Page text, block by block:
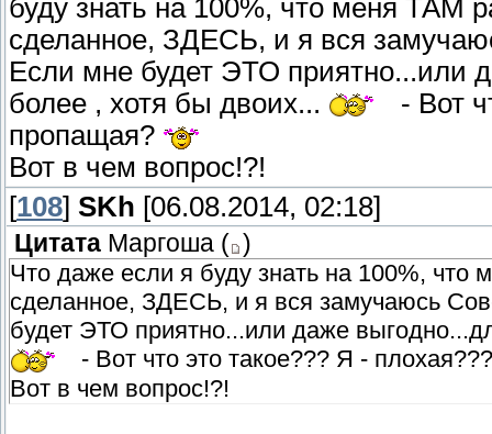
буду знать на 100%, что меня ТАМ
сделанное, ЗДЕСЬ, и я вся
Если мне будет ЭТО приятно...или
более , хотя бы двоих...
- Вот
пропащая?
Вот в чем вопрос!?!
[108] SKh [06.08.2014, 02:18]
Цитата Маргоша ( )
Что даже если я буду знать на 100%, что
сделанное, ЗДЕСЬ, и я вся замучаюсь
будет ЭТО приятно...или даже
- Вот что это такое??? Я -
Вот в чем вопрос!?!